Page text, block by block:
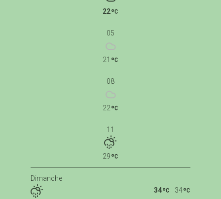
22
05
21
08
22
11
29
Dimanche
34
34